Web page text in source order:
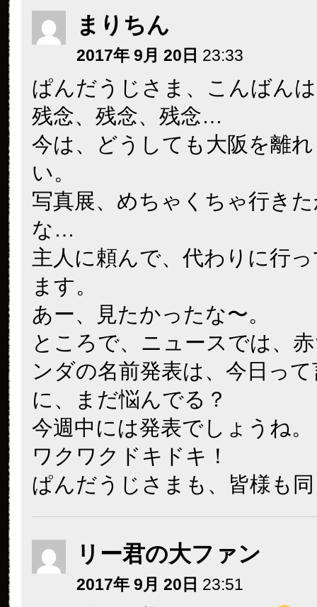
まりちん
2017年 9月 20日 23:33
ぱんだうじさま、こんばん
残念、残念、残念…
今は、どうしても大阪を離
い。
写真展、めちゃくちゃ行き
な…
主人に頼んで、代わりに行
ます。
あー、見たかったな〜。
ところで、ニュースでは、
ンダの名前発表は、今日っ
に、まだ悩んでる？
今週中には発表でしょうね。
ワクワクドキドキ！
ぱんだうじさまも、皆様も
リー君の大ファン
2017年 9月 20日 23:51